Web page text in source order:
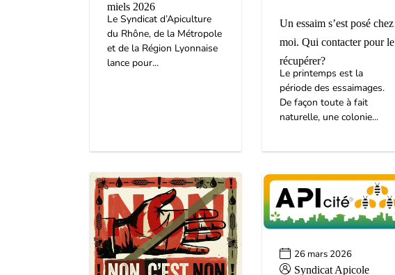
miels 2026
Le Syndicat d’Apiculture
du Rhône, de la Métropole
et de la Région Lyonnaise
lance pour...
Un essaim s’est posé chez
moi. Qui contacter pour le
récupérer?
Le printemps est la
période des essaimages.
De façon toute à fait
naturelle, une colonie...
26 mars 2026
Syndicat Apicole